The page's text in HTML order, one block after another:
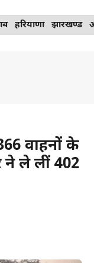
हरियाणा झारखण्ड
वाहनों के
ने ले लीं 402